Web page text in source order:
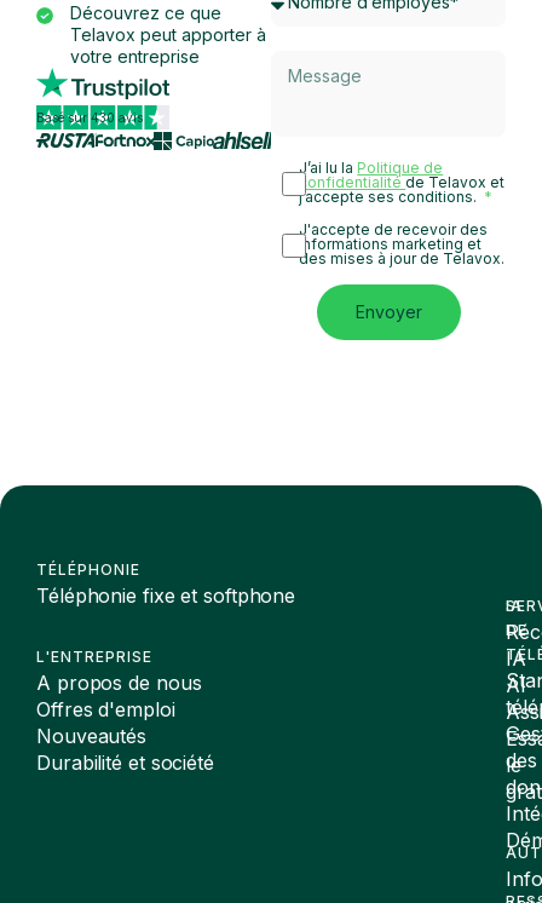
Découvrez ce que
Telavox peut apporter à
votre entreprise
Basé sur 430 avis
J’ai lu la Politique de
confidentialitéde Telavox et
j’accepte ses conditions.
J'accepte de recevoir des
informations marketing et
des mises à jour de Telavox.
Envoyer
TÉLÉPHONIE
Téléphonie fixe et softphone
L'ENTREPRISE
A propos de nous
Offres d'emploi
Nouveautés
Durabilité et société
DE
des
IA
IA
AI
le